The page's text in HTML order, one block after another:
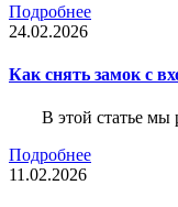
Подробнее
24.02.2026
Как снять замок с
В этой статье мы
Подробнее
11.02.2026